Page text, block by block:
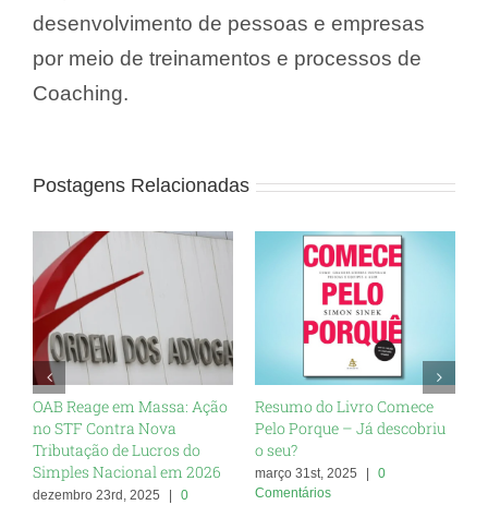
desenvolvimento de pessoas e empresas
por meio de treinamentos e processos de
Coaching.
Postagens Relacionadas
OAB Reage em Massa: Ação
no STF Contra Nova
Tributação de Lucros do
Simples Nacional em 2026
dezembro 23rd, 2025 |
0
Resumo do Livro Comece
Pelo Porque – Já descobriu
o seu?
março 31st, 2025 |
0
Comentários